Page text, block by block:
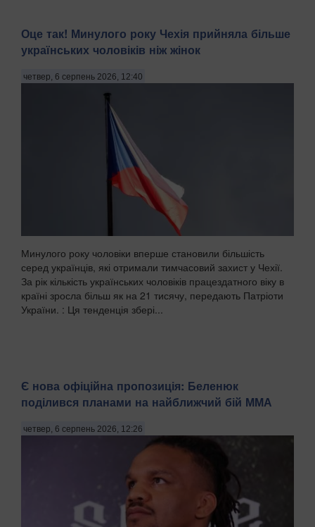
Оце так! Минулого року Чехія прийняла більше
українських чоловіків ніж жінок
четвер, 6 серпень 2026, 12:40
Минулого року чоловіки вперше становили більшість
серед українців, які отримали тимчасовий захист у Чехії.
За рік кількість українських чоловіків працездатного віку в
країні зросла більш як на 21 тисячу, передають Патріоти
України. : Ця тенденція збері...
Є нова офіційна пропозиція: Беленюк
поділився планами на найближчий бій ММА
четвер, 6 серпень 2026, 12:26